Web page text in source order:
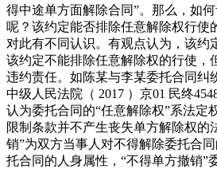
得中途单方面解除合同”。那么，如
呢？该约定能否排除任意解除权行使
对此有不同认识。有观点认为，该约
该约定不能排除任意解除权的行使，
违约责任。如陈某与李某委托合同纠
中级人民法院（ 2017 ）京01 民终
认为委托合同的“任意解除权”系法定
限制条款并不产生丧失单方解除权的
销”为双方当事人对不得解除委托合
托合同的人身属性，“不得单方撤销”